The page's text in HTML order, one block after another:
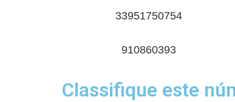
33951750754
910860393
Classifique este